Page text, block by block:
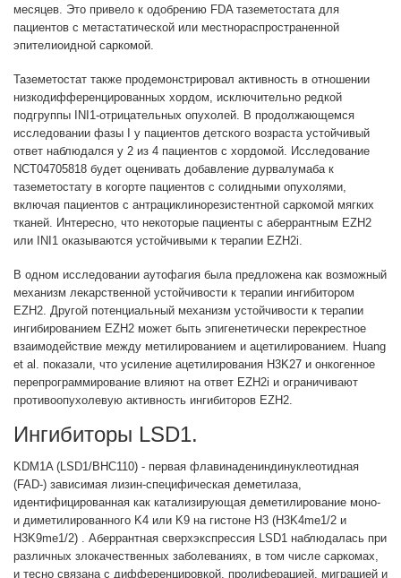
месяцев. Это привело к одобрению FDA таземетостата для
пациентов с метастатической или местнораспространенной
эпителиоидной саркомой.
Таземетостат также продемонстрировал активность в отношении
низкодифференцированных хордом, исключительно редкой
подгруппы INI1-отрицательных опухолей. В продолжающемся
исследовании фазы I у пациентов детского возраста устойчивый
ответ наблюдался у 2 из 4 пациентов с хордомой. Исследование
NCT04705818 будет оценивать добавление дурвалумаба к
таземетостату в когорте пациентов с солидными опухолями,
включая пациентов с антрациклинорезистентной саркомой мягких
тканей. Интересно, что некоторые пациенты с аберрантным EZH2
или INI1 оказываются устойчивыми к терапии EZH2i.
В одном исследовании аутофагия была предложена как возможный
механизм лекарственной устойчивости к терапии ингибитором
EZH2. Другой потенциальный механизм устойчивости к терапии
ингибированием EZH2 может быть эпигенетически перекрестное
взаимодействие между метилированием и ацетилированием. Huang
et al. показали, что усиление ацетилирования H3K27 и онкогенное
перепрограммирование влияют на ответ EZH2i и ограничивают
противоопухолевую активность ингибиторов EZH2.
Ингибиторы LSD1.
KDM1A (LSD1/BHC110) - первая флавинадениндинуклеотидная
(FAD-) зависимая лизин-специфическая деметилаза,
идентифицированная как катализирующая деметилирование моно-
и диметилированного K4 или K9 на гистоне H3 (H3K4me1/2 и
H3K9me1/2) . Аберрантная сверхэкспрессия LSD1 наблюдалась при
различных злокачественных заболеваниях, в том числе саркомах,
и тесно связана с дифференцировкой, пролиферацией, миграцией и